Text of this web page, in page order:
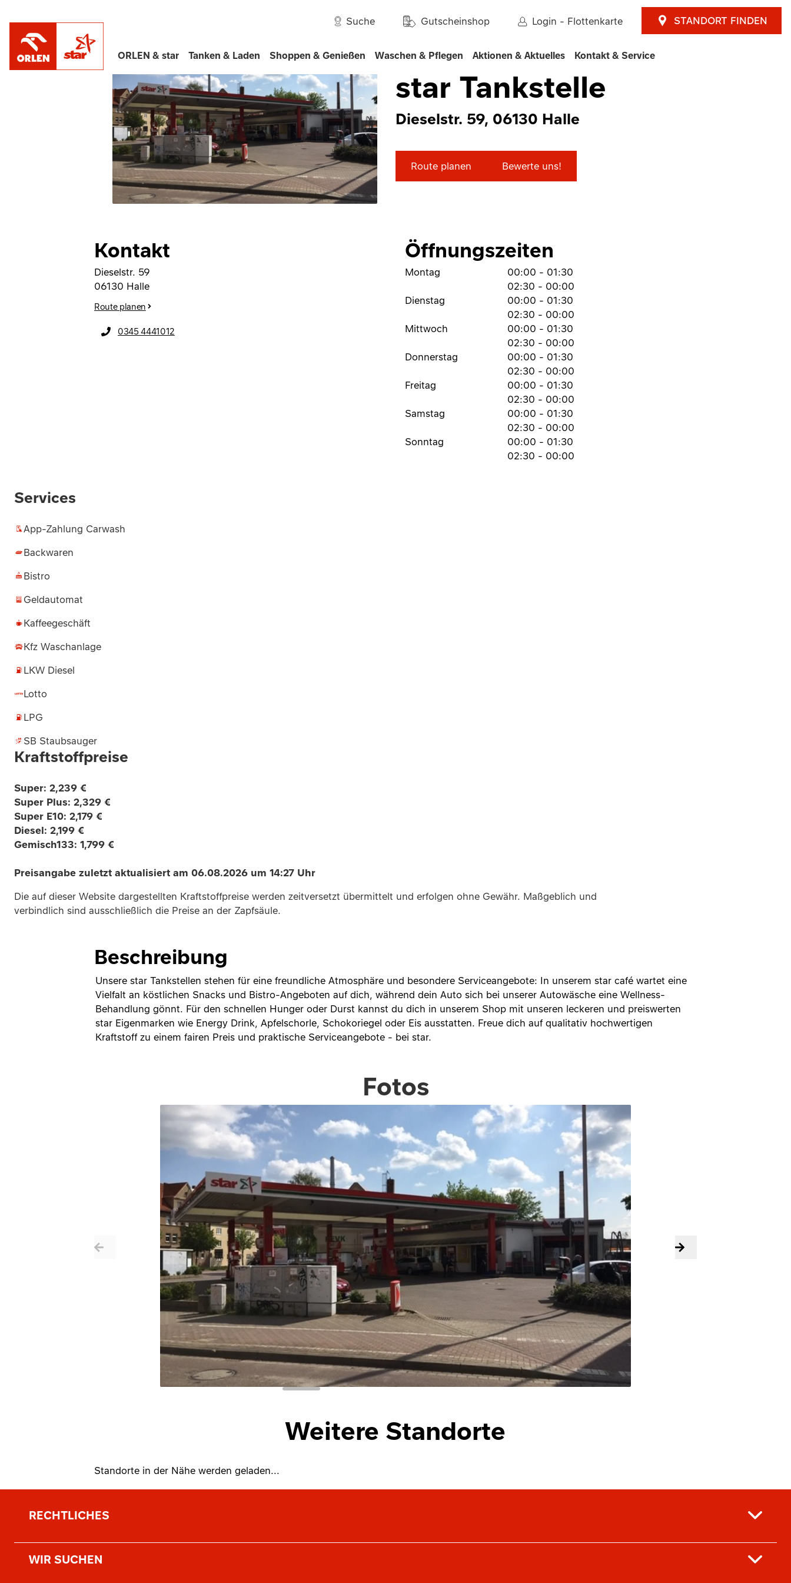
ORLEN & star Tanken & Laden Shoppen & Genießen Waschen & Pflegen Aktionen & Aktuelles Kontakt & Service
Suche Gutscheinshop Login - Flottenkarte STANDORT FINDEN
star Tankstelle
star Tankstelle
Dieselstr. 59, 06130 Halle
Route planen Bewerte uns!
Kontakt
Dieselstr. 59
06130 Halle
Route planen
0345 4441012
Öffnungszeiten
Montag
00:00 - 01:30
02:30 - 00:00
Dienstag
00:00 - 01:30
02:30 - 00:00
Mittwoch
00:00 - 01:30
02:30 - 00:00
Donnerstag
00:00 - 01:30
02:30 - 00:00
Freitag
00:00 - 01:30
02:30 - 00:00
Samstag
00:00 - 01:30
02:30 - 00:00
Sonntag
00:00 - 01:30
02:30 - 00:00
Services
App-Zahlung Carwash
Backwaren
Bistro
Geldautomat
Kaffeegeschäft
Kfz Waschanlage
LKW Diesel
Lotto
LPG
SB Staubsauger
Kraftstoffpreise
Super: 2,239 €
Super Plus: 2,329 €
Super E10: 2,179 €
Diesel: 2,199 €
Gemisch133: 1,799 €
Preisangabe zuletzt aktualisiert am 06.08.2026 um 14:27 Uhr
Die auf dieser Website dargestellten Kraftstoffpreise werden zeitversetzt übermittelt und erfolgen ohne Gewähr. Maßgeblich und
verbindlich sind ausschließlich die Preise an der Zapfsäule.
Beschreibung
Unsere star Tankstellen stehen für eine freundliche Atmosphäre und besondere Serviceangebote: In unserem star café wartet eine
Vielfalt an köstlichen Snacks und Bistro-Angeboten auf dich, während dein Auto sich bei unserer Autowäsche eine Wellness-
Behandlung gönnt. Für den schnellen Hunger oder Durst kannst du dich in unserem Shop mit unseren leckeren und preiswerten
star Eigenmarken wie Energy Drink, Apfelschorle, Schokoriegel oder Eis ausstatten. Freue dich auf qualitativ hochwertigen
Kraftstoff zu einem fairen Preis und praktische Serviceangebote - bei star.
Fotos
Weitere Standorte
Standorte in der Nähe werden geladen...
RECHTLICHES
WIR SUCHEN